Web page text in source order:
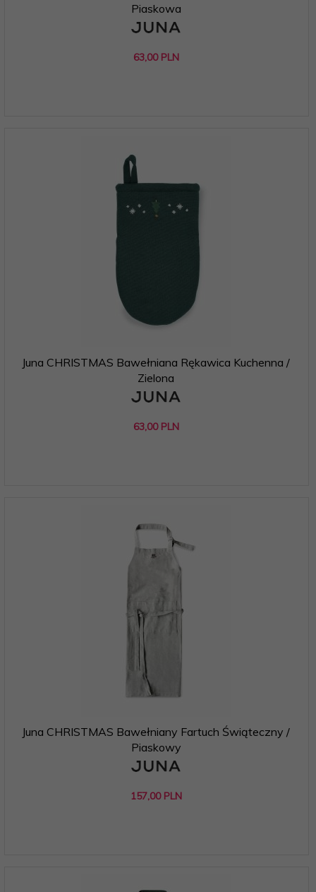
Piaskowa
63,00 PLN
Juna CHRISTMAS Bawełniana Rękawica Kuchenna /
Zielona
63,00 PLN
Juna CHRISTMAS Bawełniany Fartuch Świąteczny /
Piaskowy
157,00 PLN